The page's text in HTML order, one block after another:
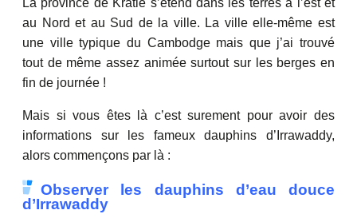
au Nord et au Sud de la ville. La ville elle-même est
une ville typique du Cambodge mais que j’ai trouvé
tout de même assez animée surtout sur les berges en
fin de journée !
Mais si vous êtes là c’est surement pour avoir des
informations sur les fameux dauphins d’Irrawaddy,
alors commençons par là :
Observer les dauphins d’eau douce
d’Irrawaddy